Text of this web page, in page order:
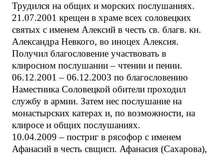
Трудился на общих и морских послушаниях.
21.07.2001 крещен в храме всех соловецких
святых с именем Алексий в честь св. благв. кн.
Александра Невкого, во иноцех Алексия.
Получил благословение участвовать в
клиросном послушании – чтении и пении.
06.12.2001 – 06.12.2003 по благословению
Наместника Соловецкой обители проходил
службу в армии. Затем нес послушание на
монастырских катерах и, по возможности, на
клиросе и общих послушаниях.
10.04.2009 – постриг в рясофор с именем
Афанасий в честь свщисп. Афанасия (Сахарова),